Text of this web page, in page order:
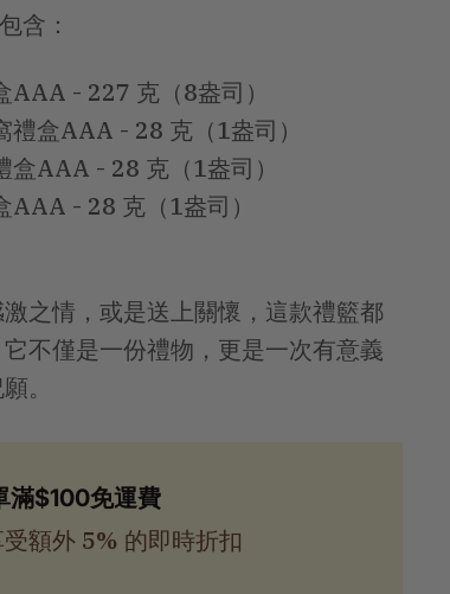
含：
- 227 克（8盎司）
盒AAA - 28 克（1盎司）
AAA - 28 克（1盎司）
- 28 克（1盎司）
之情，或是送上關懷，這款禮籃都
不僅是一份禮物，更是一次有意義
。
滿$100免運費
額外 5% 的即時折扣